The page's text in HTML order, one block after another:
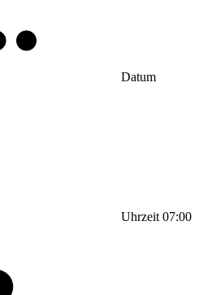
Datum
Uhrzeit 07:00